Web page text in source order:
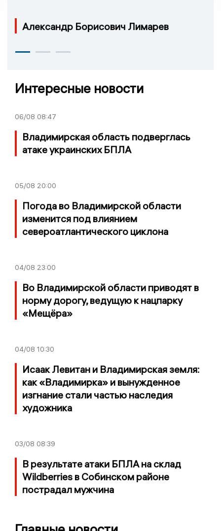
Александр Борисович Лимарев
Интересные новости
06/08 08:47
Владимирская область подверглась
атаке украинских БПЛА
05/08 20:00
Погода во Владимирской области
изменится под влиянием
североатлантического циклона
04/08 23:00
Во Владимирской области приводят в
норму дорогу, ведущую к нацпарку
«Мещёра»
04/08 10:30
Исаак Левитан и Владимирская земля:
как «Владимирка» и вынужденное
изгнание стали частью наследия
художника
03/08 08:39
В результате атаки БПЛА на склад
Wildberries в Собинском районе
пострадал мужчина